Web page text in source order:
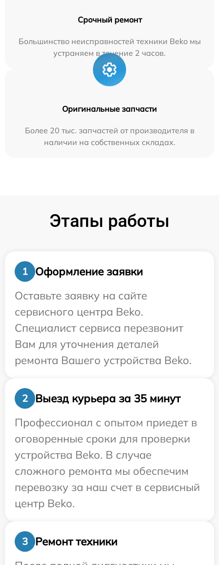
Срочный ремонт
Большинство неисправностей техники Beko мы
устраняем в течение 2 часов.
Оригинальные запчасти
Более 20 тыс. запчастей от производителя в
наличии на собственных складах.
Этапы работы
1
Оформление заявки
Оставьте заявку на сайте
сервисного центра Beko.
Специалист сервиса перезвонит
Вам для уточнения деталей
ремонта Вашего устройства Beko.
2
Выезд курьера за 35 минут
Профессионал с опытом приедет в
оговоренные сроки для проверки
устройства Beko. В случае
сложного ремонта мы обеспечим
перевозку за наш счет в сервисный
центр Beko.
3
Ремонт техники